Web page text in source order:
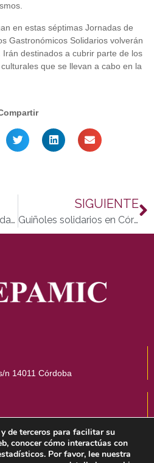
en estas séptimas Jornadas de
Gastronómicos Solidarios volverán
destinados a cubrir parte de los
que se llevan a cabo en la
Una niña con discapacidad protagonista de una serie de animación cordobesa
SIGUIENTE
Guiñoles solidarios en Córdoba
n 14011 Córdoba
de terceros para facilitar su
conocer cómo interactúas con
Por favor, lee nuestra